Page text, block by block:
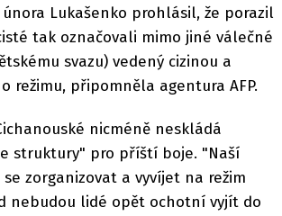
Lukašenko prohlásil, že porazil
tak označovali mimo jiné válečné
svazu) vedený cizinou a
režimu, připomněla agentura AFP.
nicméně neskládá
struktury" pro příští boje. "Naší
zorganizovat a vyvíjet na režim
nebudou lidé opět ochotní vyjít do